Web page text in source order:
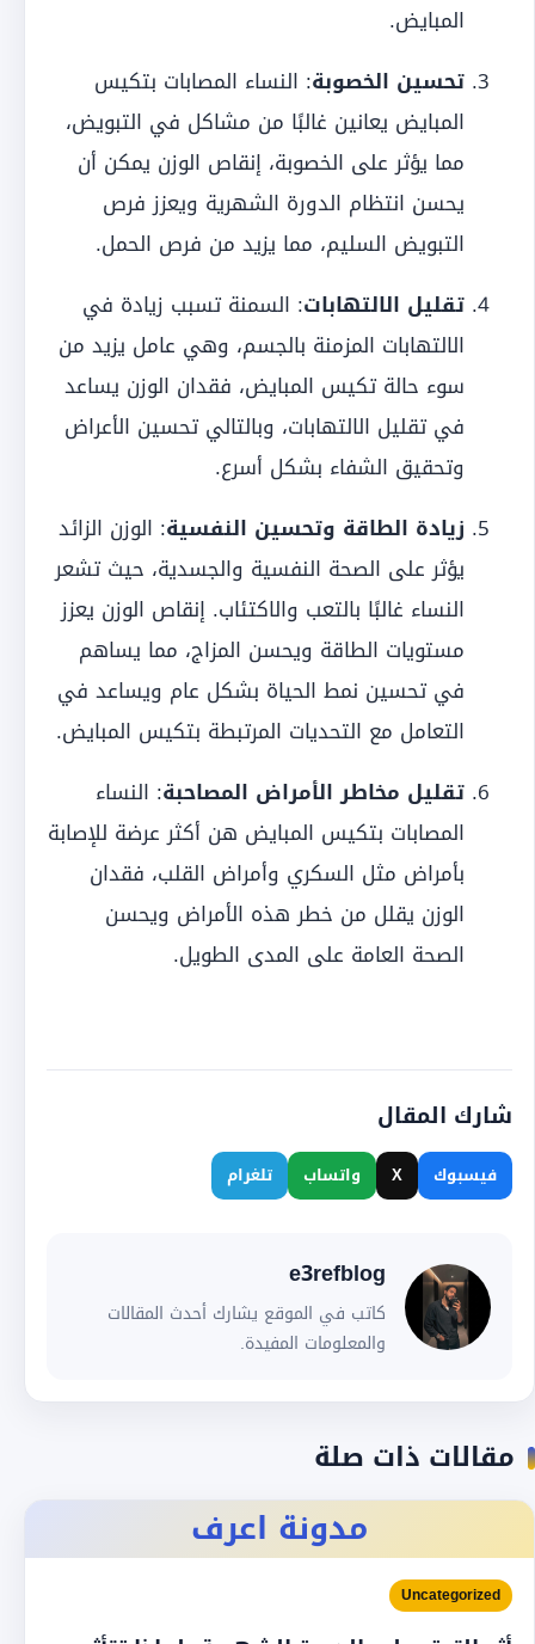
المبايض.
تحسين الخصوبة: النساء المصابات بتكيس
المبايض يعانين غالبًا من مشاكل في التبويض،
مما يؤثر على الخصوبة، إنقاص الوزن يمكن أن
يحسن انتظام الدورة الشهرية ويعزز فرص
التبويض السليم، مما يزيد من فرص الحمل.
تقليل الالتهابات: السمنة تسبب زيادة في
الالتهابات المزمنة بالجسم، وهي عامل يزيد من
سوء حالة تكيس المبايض، فقدان الوزن يساعد
في تقليل الالتهابات، وبالتالي تحسين الأعراض
وتحقيق الشفاء بشكل أسرع.
زيادة الطاقة وتحسين النفسية: الوزن الزائد
يؤثر على الصحة النفسية والجسدية، حيث تشعر
النساء غالبًا بالتعب والاكتئاب. إنقاص الوزن يعزز
مستويات الطاقة ويحسن المزاج، مما يساهم
في تحسين نمط الحياة بشكل عام ويساعد في
التعامل مع التحديات المرتبطة بتكيس المبايض.
تقليل مخاطر الأمراض المصاحبة: النساء
المصابات بتكيس المبايض هن أكثر عرضة للإصابة
بأمراض مثل السكري وأمراض القلب، فقدان
الوزن يقلل من خطر هذه الأمراض ويحسن
الصحة العامة على المدى الطويل.
شارك المقال
فيسبوك X واتساب تلغرام
e3refblog
كاتب في الموقع يشارك أحدث المقالات
والمعلومات المفيدة.
مقالات ذات صلة
مدونة اعرف
Uncategorized